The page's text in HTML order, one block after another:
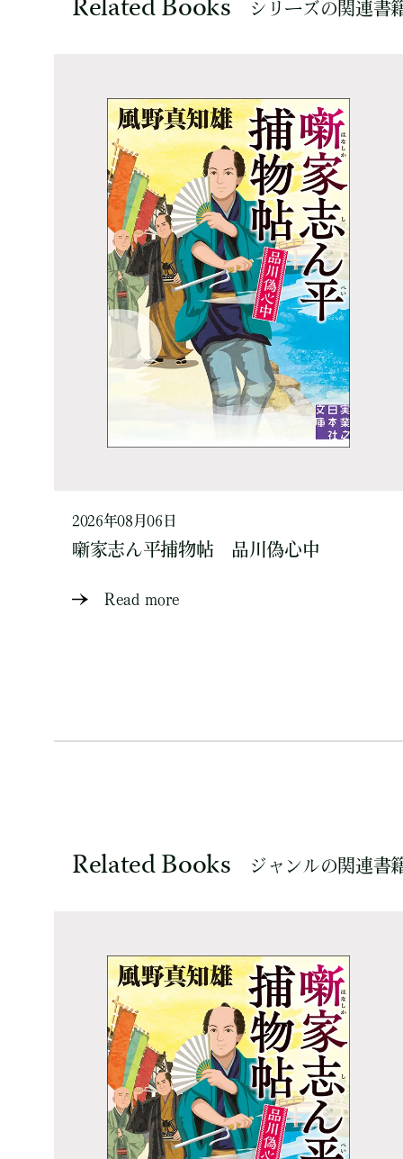
Related Books シリーズの関連書
2026年08月06日
噺家志ん平捕物帖 品川偽心中
Read more
Related Books ジャンルの関連書